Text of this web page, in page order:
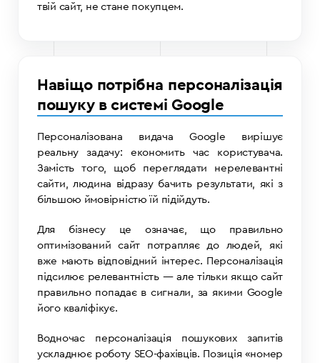
твій сайт, не стане покупцем.
Навіщо потрібна персоналізація
пошуку в системі Google
Персоналізована видача Google вирішує
реальну задачу: економить час користувача.
Замість того, щоб переглядати нерелевантні
сайти, людина відразу бачить результати, які з
більшою ймовірністю їй підійдуть.
Для бізнесу це означає, що правильно
оптимізований сайт потрапляє до людей, які
вже мають відповідний інтерес. Персоналізація
підсилює релевантність — але тільки якщо сайт
правильно попадає в сигнали, за якими Google
його кваліфікує.
Водночас персоналізація пошукових запитів
ускладнює роботу SEO-фахівців. Позиція «номер